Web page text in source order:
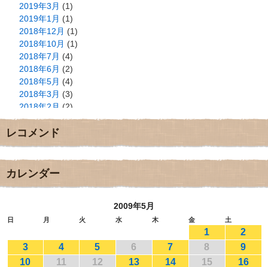
2019年3月 (1)
2019年1月 (1)
2018年12月 (1)
2018年10月 (1)
2018年7月 (4)
2018年6月 (2)
2018年5月 (4)
2018年3月 (3)
2018年2月 (2)
2018年1月(2)
2017年12月
2017年11月(3)
2017年9月
2017年8月
2017年5月
2017年3月(1)
2017年2月(1)
レコメンド
カレンダー
2009年5月
日 月 火 水 木 金 土
1
2
3
4 5 6 7 8
9
10
11 12 13 14 15 16